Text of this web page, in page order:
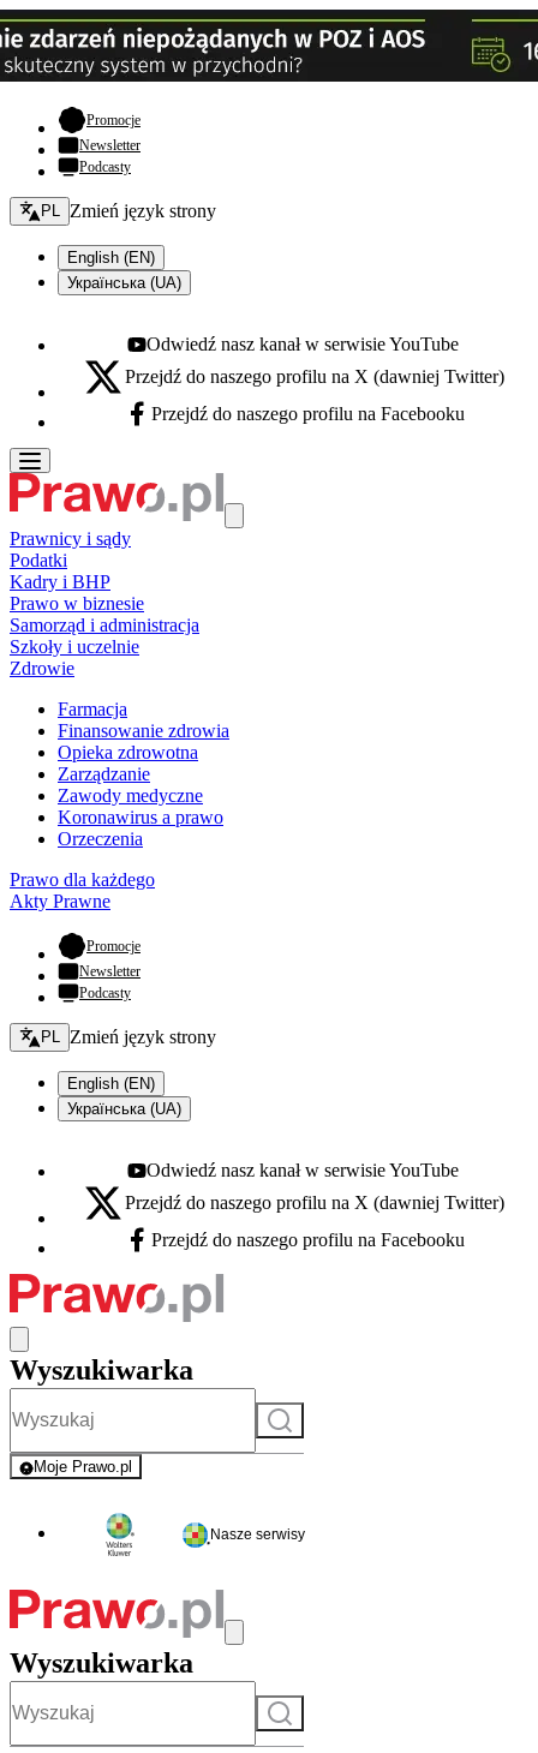
Promocje- otwiera się w nowej karcie
Newsletter
Podcasty
Zmień język - bieżący:
PL Zmień język strony
English (EN)
Українська (UA)
Youtube - otwiera się w nowej karcie
Odwiedź nasz kanał w serwisie YouTube
X - otwiera się w nowej karcie
Przejdź do naszego profilu na X (dawniej Twitter)
Facebook - otwiera się w nowej karcie
Przejdź do naszego profilu na Facebooku
Prawnicy i sądy
Podatki
Kadry i BHP
Prawo w biznesie
Samorząd i administracja
Szkoły i uczelnie
Zdrowie
Farmacja
Finansowanie zdrowia
Opieka zdrowotna
Zarządzanie
Zawody medyczne
Koronawirus a prawo
Orzeczenia
Prawo dla każdego
Akty Prawne
Promocje- otwiera się w nowej karcie
Newsletter
Podcasty
Zmień język - bieżący:
PL Zmień język strony
English (EN)
Українська (UA)
Youtube - otwiera się w nowej karcie
Odwiedź nasz kanał w serwisie YouTube
X - otwiera się w nowej karcie
Przejdź do naszego profilu na X (dawniej Twitter)
Facebook - otwiera się w nowej karcie
Przejdź do naszego profilu na Facebooku
Wyszukiwarka
Szukaj
Moje Prawo.pl
- rejestracja i logowanie do serwisu
Nasze serwisy
Wyszukiwarka
Szukaj